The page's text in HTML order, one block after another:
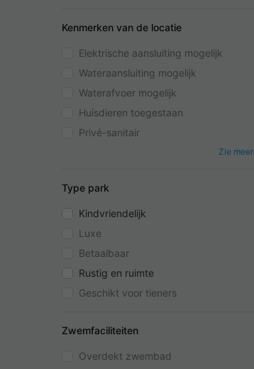
Kenmerken van de locatie
Elektrische aansluiting mogelijk
Wateraansluiting mogelijk
Waterafvoer mogelijk
Huisdieren toegestaan
Privé-sanitair
Zie meer
Type park
Kindvriendelijk
Luxe
Betaalbaar
Rustig en ruimte
Geschikt voor tieners
Zwemfaciliteiten
Overdekt zwembad